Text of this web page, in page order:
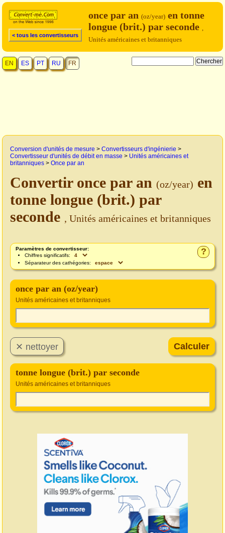
< tous les convertisseurs
once par an (oz/year) en tonne
longue (brit.) par seconde ,
Unités américaines et britanniques
EN ES PT RU FR
Conversion d'unités de mesure > Convertisseurs d'ingénierie >
Convertisseur d'unités de débit en masse > Unités américaines et
britanniques > Once par an
Convertir once par an (oz/year) en
tonne longue (brit.) par
seconde , Unités américaines et britanniques
?
Paramètres de convertisseur:
Chiffres significatifs:
Séparateur des cathégories:
once par an (oz/year)
Unités américaines et britanniques
tonne longue (brit.) par seconde
Unités américaines et britanniques